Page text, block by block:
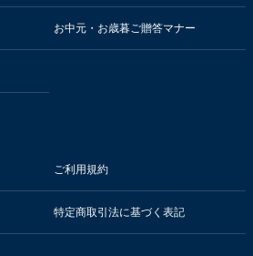
お中元・お歳暮ご贈答マナー
ご利用規約
特定商取引法に基づく表記